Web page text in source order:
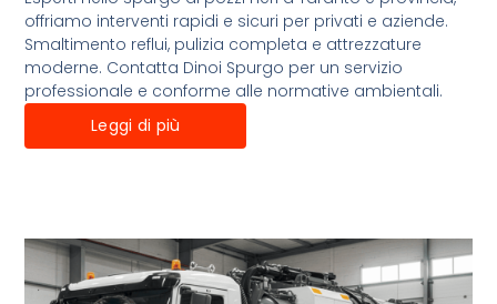
offriamo interventi rapidi e sicuri per privati e aziende.
Smaltimento reflui, pulizia completa e attrezzature
moderne. Contatta Dinoi Spurgo per un servizio
professionale e conforme alle normative ambientali.
Leggi di più